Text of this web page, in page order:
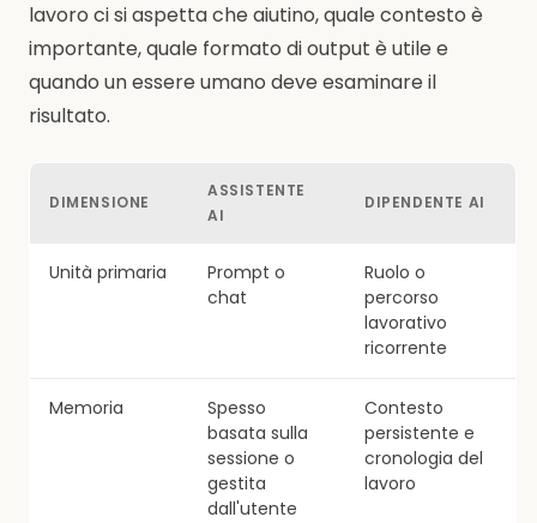
lavoro ci si aspetta che aiutino, quale contesto è
importante, quale formato di output è utile e
quando un essere umano deve esaminare il
risultato.
DIMENSIONE
ASSISTENTE
AI
DIPENDENTE AI
Unità primaria
Prompt o
chat
Ruolo o
percorso
lavorativo
ricorrente
Memoria
Spesso
basata sulla
sessione o
gestita
dall'utente
Contesto
persistente e
cronologia del
lavoro